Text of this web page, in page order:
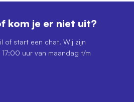
kom je er niet uit?
of start een chat. Wij zijn
uur van maandag t/m